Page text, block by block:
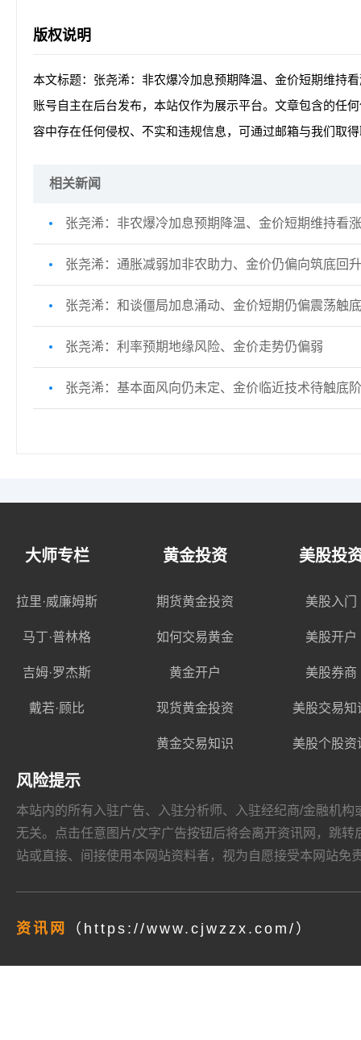
版权说明
本文标题：张尧浠：非农爆冷加息预期降温、金价短期维持
账号自主在后台发布，本站仅作为展示平台。文章包含的任
容中存在任何侵权、不实和违规信息，可通过邮箱与我们取
相关新闻
张尧浠：非农爆冷加息预期降温、金价短期维持看
张尧浠：通胀减弱加非农助力、金价仍偏向筑底回
张尧浠：和谈僵局加息涌动、金价短期仍偏震荡触
张尧浠：利率预期地缘风险、金价走势仍偏弱
张尧浠：基本面风向仍未定、金价临近技术待触底
大师专栏
拉里·威廉姆斯
马丁·普林格
吉姆·罗杰斯
戴若·顾比
黄金投资
期货黄金投资
如何交易黄金
黄金开户
现货黄金投资
黄金交易知识
美股投
美股入门
美股开户
美股券商
美股交易知
美股个股资
风险提示
本站内的所有入驻广告、入驻分析师、入驻经纪商/金融机
无关。点击任意图片/文字广告按钮后将会离开资讯网，跳
站或直接、间接使用本网站资料者，视为自愿接受本网站免
资讯网 （https://www.cjwzzx.com/）